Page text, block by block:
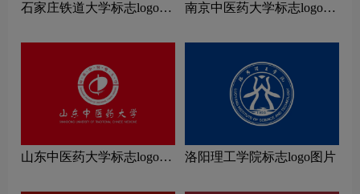
石家庄铁道大学标志logo图
南京中医药大学标志logo图
山东中医药大学标志logo图
洛阳理工学院标志logo图片